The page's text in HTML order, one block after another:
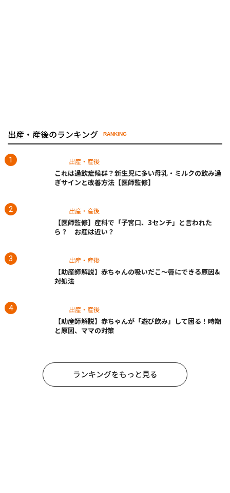
出産・産後のランキング RANKING
出産・産後
これは過飲症候群？新生児に多い母乳・ミルクの飲み過
ぎサインと改善方法【医師監修】
出産・産後
【医師監修】産科で「子宮口、3センチ」と言われた
ら？ お産は近い？
出産・産後
【助産師解説】赤ちゃんの吸いだこ〜唇にできる原因&
対処法
出産・産後
【助産師解説】赤ちゃんが「遊び飲み」して困る！時期
と原因、ママの対策
ランキングをもっと見る